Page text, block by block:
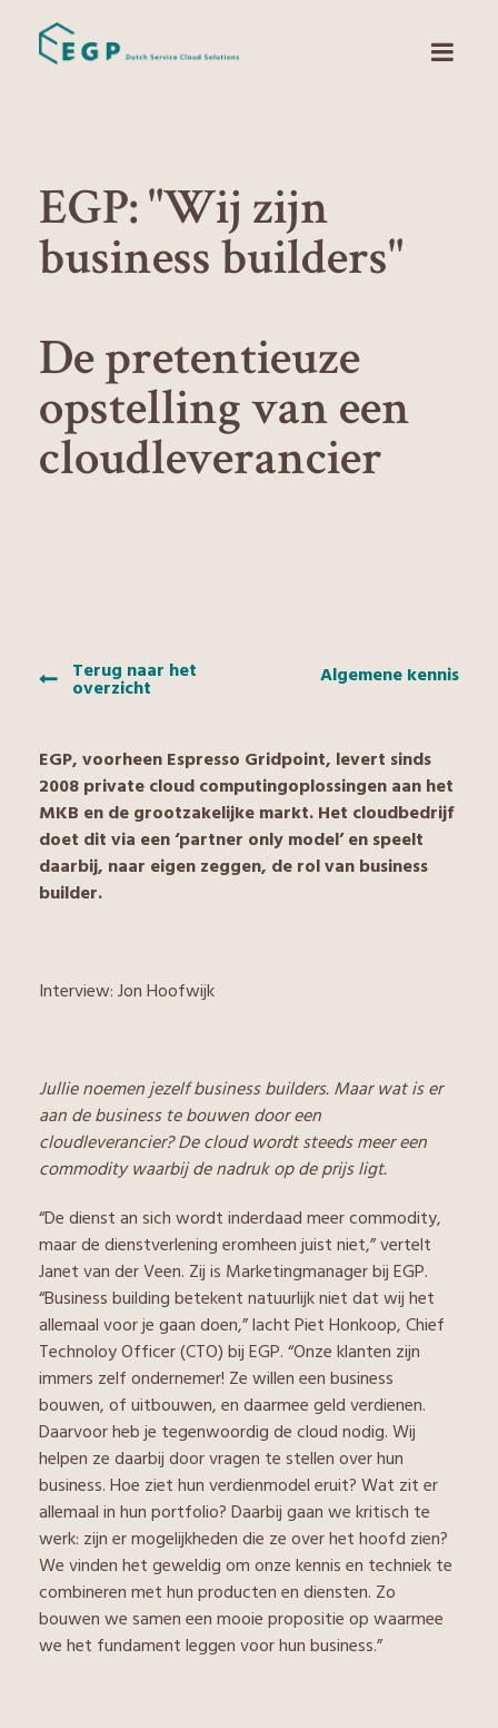
EGP: "Wij zijn
business builders"
De pretentieuze
opstelling van een
cloudleverancier
Terug naar het
overzicht Algemene kennis
EGP, voorheen Espresso Gridpoint, levert sinds
2008 private cloud computingoplossingen aan het
MKB en de grootzakelijke markt. Het cloudbedrijf
doet dit via een ‘partner only model’ en speelt
daarbij, naar eigen zeggen, de rol van business
builder.
Interview: Jon Hoofwijk
Jullie noemen jezelf business builders. Maar wat is er
aan de business te bouwen door een
cloudleverancier? De cloud wordt steeds meer een
commodity waarbij de nadruk op de prijs ligt.
“De dienst an sich wordt inderdaad meer commodity,
maar de dienstverlening eromheen juist niet,” vertelt
Janet van der Veen. Zij is Marketingmanager bij EGP.
“Business building betekent natuurlijk niet dat wij het
allemaal voor je gaan doen,” lacht Piet Honkoop, Chief
Technoloy Officer (CTO) bij EGP. “Onze klanten zijn
immers zelf ondernemer! Ze willen een business
bouwen, of uitbouwen, en daarmee geld verdienen.
Daarvoor heb je tegenwoordig de cloud nodig. Wij
helpen ze daarbij door vragen te stellen over hun
business. Hoe ziet hun verdienmodel eruit? Wat zit er
allemaal in hun portfolio? Daarbij gaan we kritisch te
werk: zijn er mogelijkheden die ze over het hoofd zien?
We vinden het geweldig om onze kennis en techniek te
combineren met hun producten en diensten. Zo
bouwen we samen een mooie propositie op waarmee
we het fundament leggen voor hun business.”